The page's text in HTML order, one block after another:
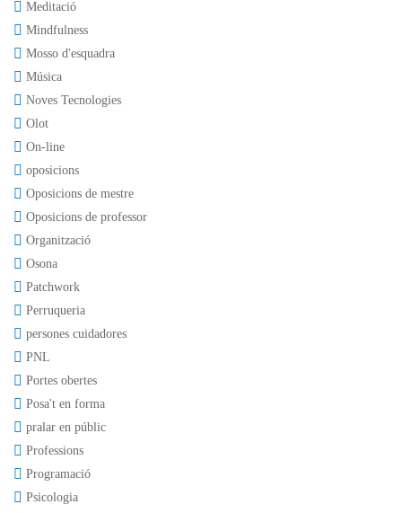
Meditació
Mindfulness
Mosso d'esquadra
Música
Noves Tecnologies
Olot
On-line
oposicions
Oposicions de mestre
Oposicions de professor
Organització
Osona
Patchwork
Perruqueria
persones cuidadores
PNL
Portes obertes
Posa't en forma
pralar en públic
Professions
Programació
Psicologia